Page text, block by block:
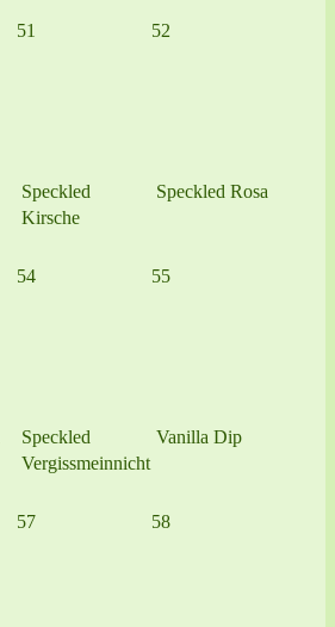
51
Speckled
Kirsche
52
Speckled Rosa
54
Speckled
Vergissmeinnicht
55
Vanilla Dip
57 58